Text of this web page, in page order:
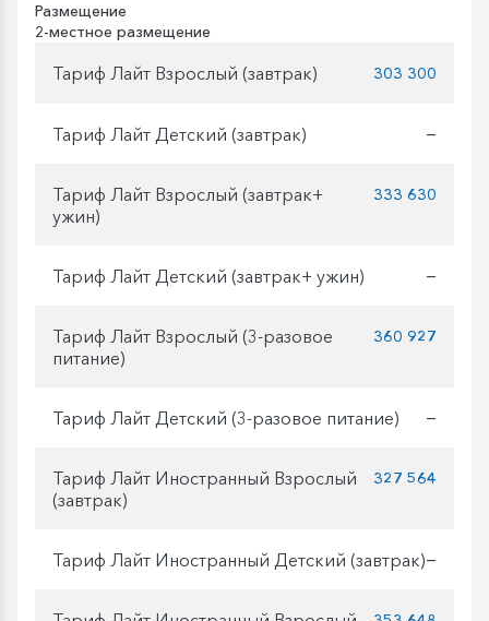
Размещение
2-местное размещение
Тариф Лайт Взрослый (завтрак) 303 300
Тариф Лайт Детский (завтрак) —
Тариф Лайт Взрослый (завтрак+
ужин)
333 630
Тариф Лайт Детский (завтрак+ ужин) —
Тариф Лайт Взрослый (3-разовое
питание)
360 927
Тариф Лайт Детский (3-разовое питание) —
Тариф Лайт Иностранный Взрослый
(завтрак)
327 564
Тариф Лайт Иностранный Детский (завтрак)—